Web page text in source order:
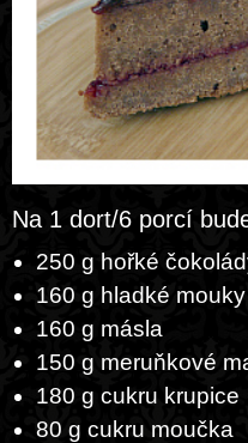
Na 1 dort/6 porcí
250 g hořké
160 g hladké mouky
160 g másla
150 g meruňkové
180 g cukru krupice
80 g cukru moučka